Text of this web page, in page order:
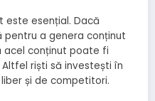
este esențial. Dacă
a genera conținut
acel conținut poate fi
riști să investești în
și de competitori.